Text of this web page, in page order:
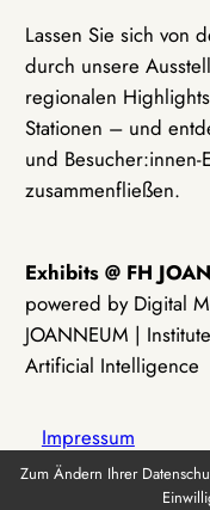
Lassen Sie sich von
durch unsere
regionalen
Stationen – und
und
zusammenfließen.
Exhibits @ FH
powered by Digital
JOANNEUM |
Artificial Intelligence
Impressum
Zum Ändern Ihrer